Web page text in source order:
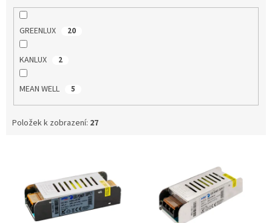
GREENLUX 20
KANLUX 2
MEAN WELL 5
Položek k zobrazení: 27